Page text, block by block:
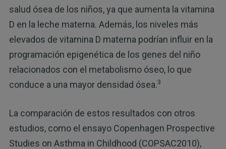
salud ósea de los niños, ya que aumenta la vitamina
D en la leche materna. Además, los niveles más
elevados de vitamina D materna podrían influir en la
programación epigenética de los genes del niño
relacionados con el metabolismo óseo, lo que
conduce a una mayor densidad ósea.3
La comparación de estos resultados con otros
estudios, como el ensayo Copenhagen Prospective
Studies on Asthma in Childhood (COPSAC2010),